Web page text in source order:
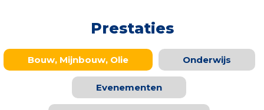
Prestaties
Bouw, Mijnbouw, Olie Onderwijs
Evenementen